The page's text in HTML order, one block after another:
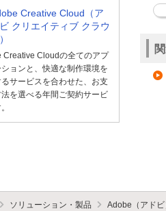
Creative Cloud（ア
ビ クリエイティブ クラウ
Creative Cloudの全てのアプ
ションと、快適な制作環境を
サービスを合わせた、お支
を選べる年間ご契約サービ
ソリューション・製品 Adobe（アドビ